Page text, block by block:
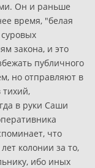
Он и раньше
время, "белая
закона, и это
публичного
но отправляют в
тихий,
в руки Саши
что
колонии за то,
ибо иных